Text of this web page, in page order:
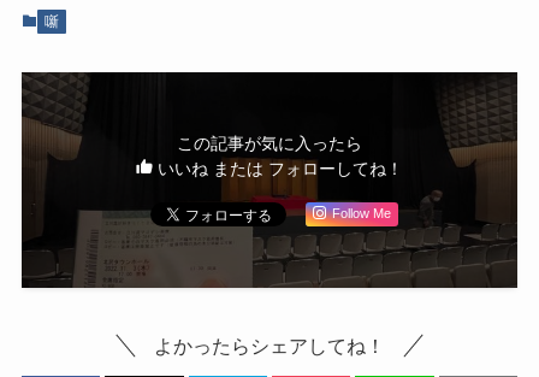
噺
この記事が気に入ったら
いいね または フォローしてね！
Follow Me
よかったらシェアしてね！